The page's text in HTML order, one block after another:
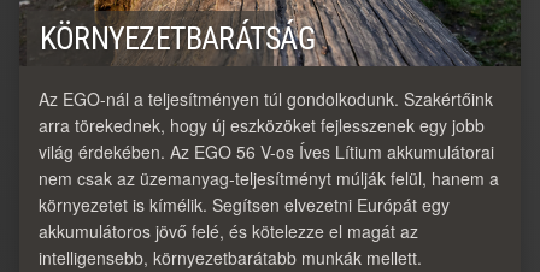
KÖRNYEZETBARÁTSÁG
Az EGO-nál a teljesítményen túl gondolkodunk. Szakértőink
arra törekednek, hogy új eszközöket fejlesszenek egy jobb
világ érdekében. Az EGO 56 V-os Íves Lítium akkumulátorai
nem csak az üzemanyag-teljesítményt múlják felül, hanem a
környezetet is kímélik. Segítsen elvezetni Európát egy
akkumulátoros jövő felé, és kötelezze el magát az
intelligensebb, környezetbarátabb munkák mellett.